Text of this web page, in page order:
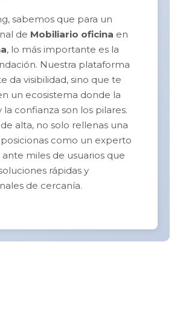
sabemos que para un
de Mobiliario oficina en
, lo más importante es la
Nuestra plataforma
da visibilidad, sino que te
un ecosistema donde la
la confianza son los pilares.
alta, no solo rellenas una
como un experto
ante miles de usuarios que
rápidas y
de cercanía.